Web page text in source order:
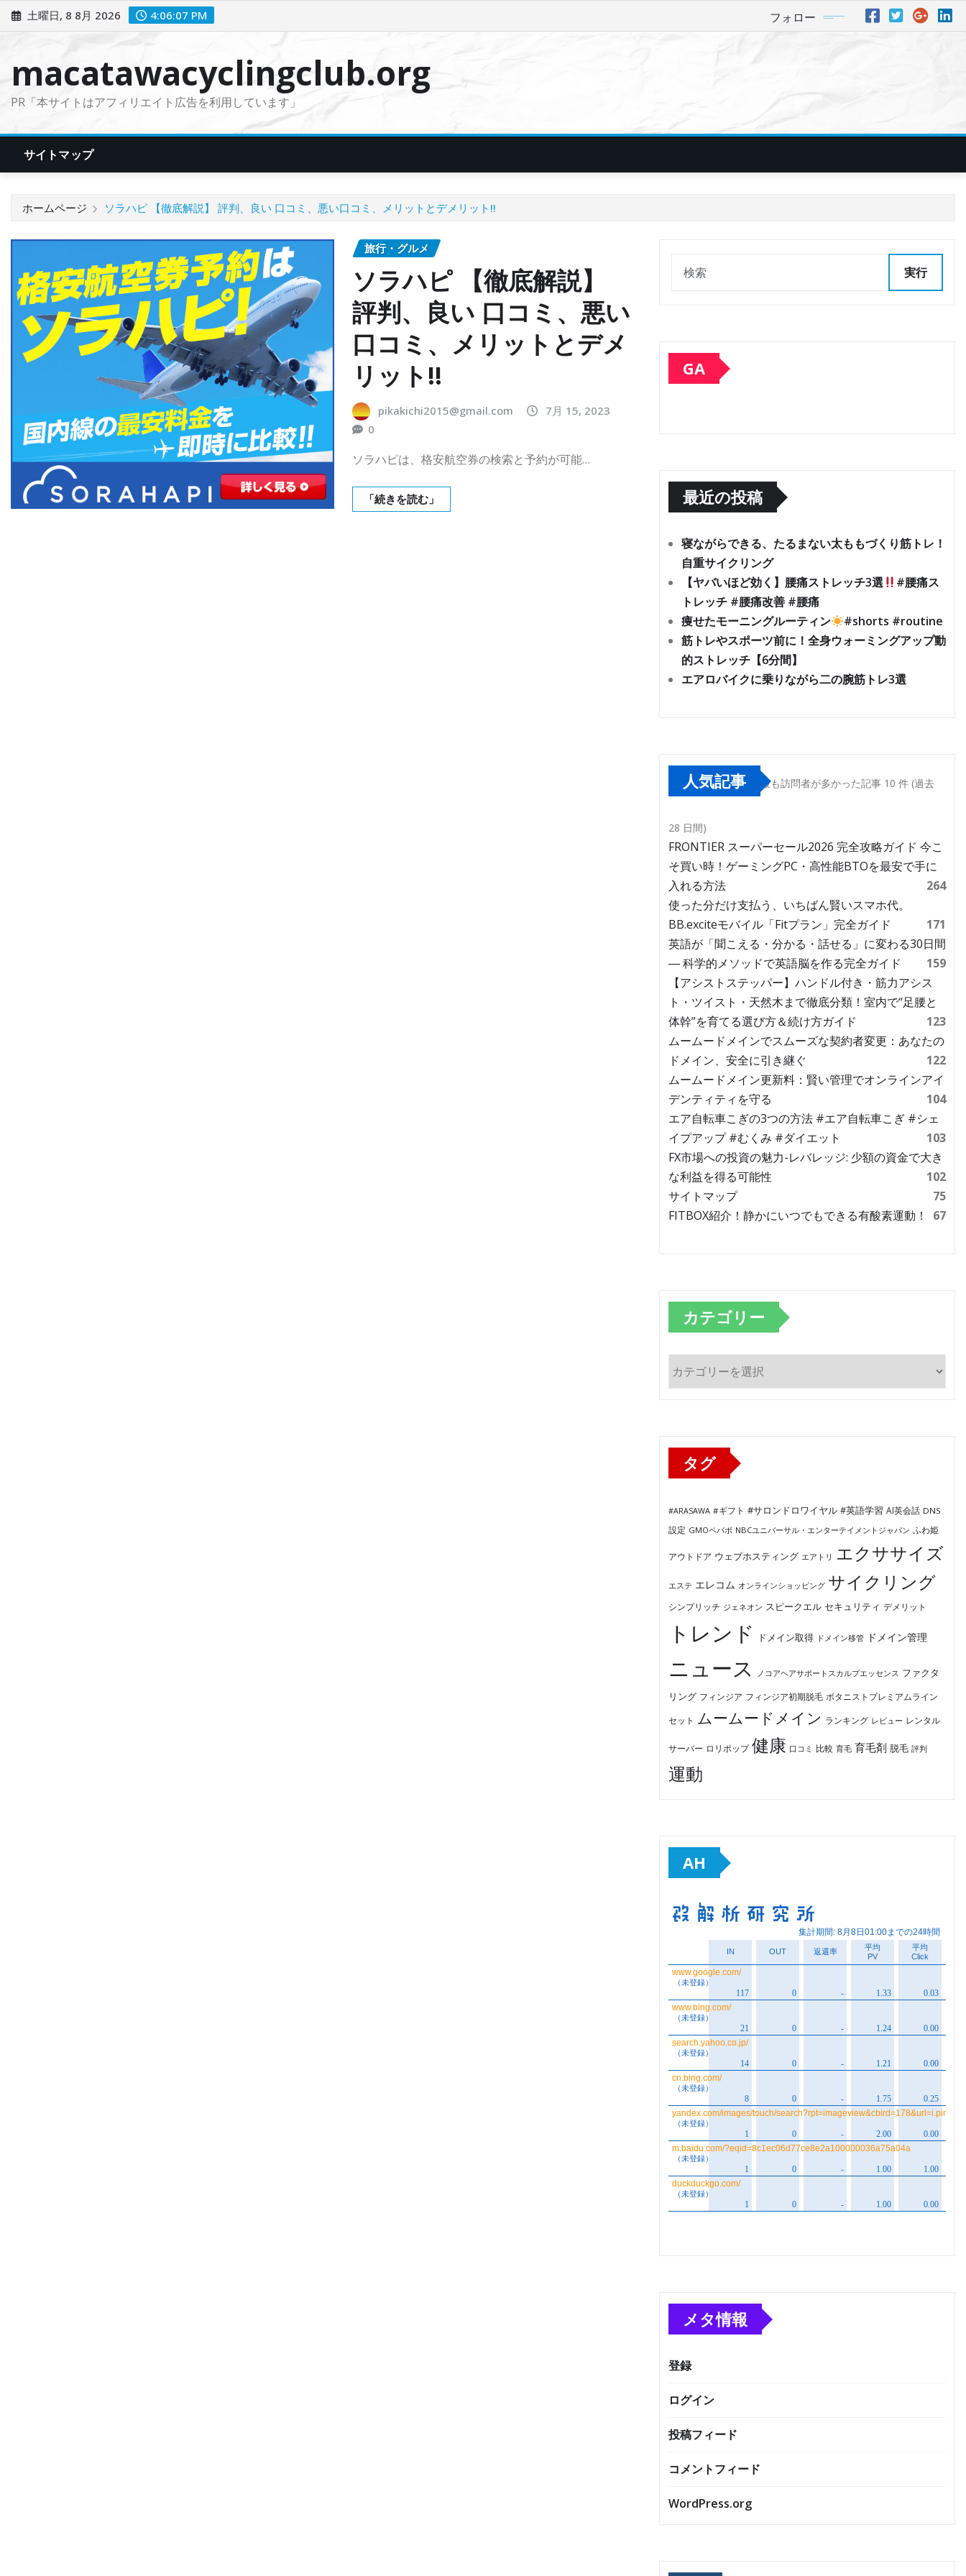
ン
土曜日, 8 8月 2026 4:06:08 PM フォロー
macatawacyclingclub.org
PR「本サイトはアフィリエイト広告を利用しています」
サイトマップ
ホームページ ソラハピ 【徹底解説】 評判、良い 口コミ、悪い口コミ、メリットとデメリット!!
旅行・グルメ
ソラハピ 【徹底解説】
評判、良い 口コミ、悪い
口コミ、メリットとデメ
リット!!
pikakichi2015@gmail.com
7月 15, 2023
0
ソラハピは、格安航空券の検索と予約が可能…
「続きを読む」
実行
GA
最近の投稿
寝ながらできる、たるまない太ももづくり筋トレ！
自重サイクリング
【ヤバいほど効く】腰痛ストレッチ3選
#腰痛ス
トレッチ #腰痛改善 #腰痛
痩せたモーニングルーティン
#shorts #routine
筋トレやスポーツ前に！全身ウォーミングアップ動
的ストレッチ【6分間】
エアロバイクに乗りながら二の腕筋トレ3選
人気記事 最も訪問者が多かった記事 10 件 (過去
28 日間)
FRONTIER スーパーセール2026 完全攻略ガイド 今こ
そ買い時！ゲーミングPC・高性能BTOを最安で手に
入れる方法
264
使った分だけ支払う、いちばん賢いスマホ代。
BB.exciteモバイル「Fitプラン」完全ガイド
171
英語が「聞こえる・分かる・話せる」に変わる30日間
― 科学的メソッドで英語脳を作る完全ガイド
159
【アシストステッパー】ハンドル付き・筋力アシス
ト・ツイスト・天然木まで徹底分類！室内で“足腰と
体幹”を育てる選び方＆続け方ガイド
123
ムームードメインでスムーズな契約者変更：あなたの
ドメイン、安全に引き継ぐ
122
ムームードメイン更新料：賢い管理でオンラインアイ
デンティティを守る
104
エア自転車こぎの3つの方法 #エア自転車こぎ #シェ
イプアップ #むくみ #ダイエット
103
FX市場への投資の魅力-レバレッジ: 少額の資金で大き
な利益を得る可能性
102
サイトマップ
75
FITBOX紹介！静かにいつでもできる有酸素運動！
67
カテゴリー
テ
タグ
#ARASAWA #ギフト #サロンドロワイヤル #英語学習 AI英会話 DNS
設定 GMOペパボ NBCユニバーサル・エンターテイメントジャパン ふわ姫
アウトドア ウェブホスティング エアトリ エクササイズ
エステ エレコム オンラインショッピング サイクリング
シンプリッチ ジェネオン スピークエル セキュリティ デメリット
トレンド ドメイン取得 ドメイン移管 ドメイン管理
ニュース ノコアヘアサポートスカルプエッセンス ファクタ
リング フィンジア フィンジア初期脱毛 ボタニストプレミアムライン
セット ムームードメイン ランキング レビュー レンタル
サーバー ロリポップ 健康 口コミ 比較 育毛 育毛剤 脱毛 評判
運動
AH
メタ情報
登録
ログイン
投稿フィード
コメントフィード
WordPress.org